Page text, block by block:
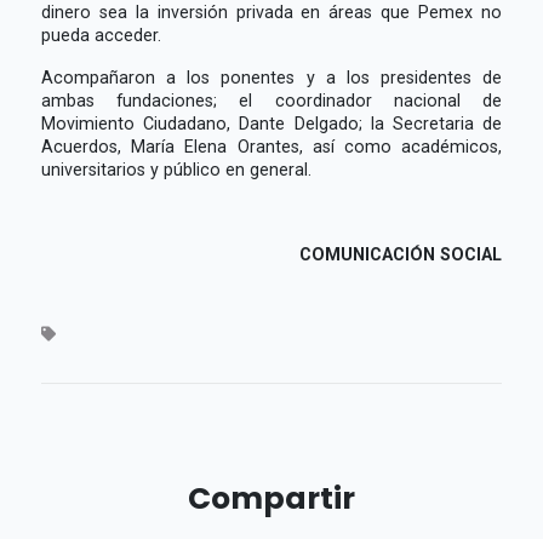
dinero sea la inversión privada en áreas que Pemex no
pueda acceder.
Acompañaron a los ponentes y a los presidentes de
ambas fundaciones; el coordinador nacional de
Movimiento Ciudadano, Dante Delgado; la Secretaria de
Acuerdos, María Elena Orantes, así como académicos,
universitarios y público en general.
COMUNICACIÓN SOCIAL
Compartir